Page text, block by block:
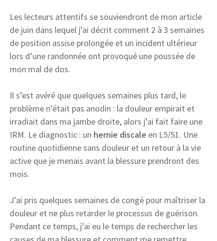
Les lecteurs attentifs se souviendront de mon article
de juin dans lequel j’ai décrit comment 2 à 3 semaines
de position assise prolongée et un incident ultérieur
lors d’une randonnée ont provoqué une poussée de
mon mal de dos.
Il s’est avéré que quelques semaines plus tard, le
problème n’était pas anodin : la douleur empirait et
irradiait dans ma jambe droite, alors j’ai fait faire une
IRM. Le diagnostic : un hernie discale en L5/S1. Une
routine quotidienne sans douleur et un retour à la vie
active que je menais avant la blessure prendront des
mois.
J’ai pris quelques semaines de congé pour maîtriser la
douleur et ne plus retarder le processus de guérison.
Pendant ce temps, j’ai eu le temps de rechercher les